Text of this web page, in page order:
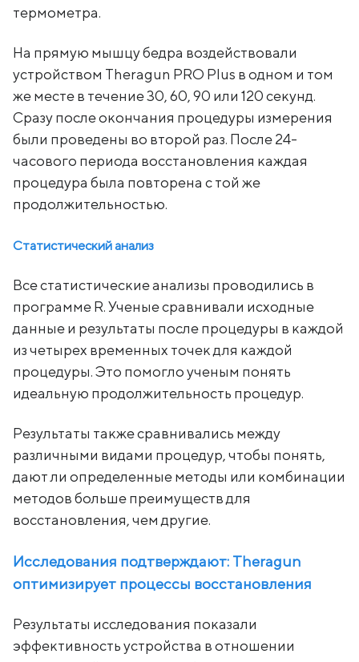
термометра.
На прямую мышцу бедра воздействовали
устройством Theragun PRO Plus в одном и том
же месте в течение 30, 60, 90 или 120 секунд.
Сразу после окончания процедуры измерения
были проведены во второй раз. После 24-
часового периода восстановления каждая
процедура была повторена с той же
продолжительностью.
Статистический анализ
Все статистические анализы проводились в
программе R. Ученые сравнивали исходные
данные и результаты после процедуры в каждой
из четырех временных точек для каждой
процедуры. Это помогло ученым понять
идеальную продолжительность процедур.
Результаты также сравнивались между
различными видами процедур, чтобы понять,
дают ли определенные методы или комбинации
методов больше преимуществ для
восстановления, чем другие.
Исследования подтверждают: Theragun
оптимизирует процессы восстановления
Результаты исследования показали
эффективность устройства в отношении